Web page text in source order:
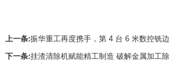
上一条:振华重工再度携手，第 4 台 6 米数控铣
下一条:挂渣清除机赋能精工制造 破解金属加工